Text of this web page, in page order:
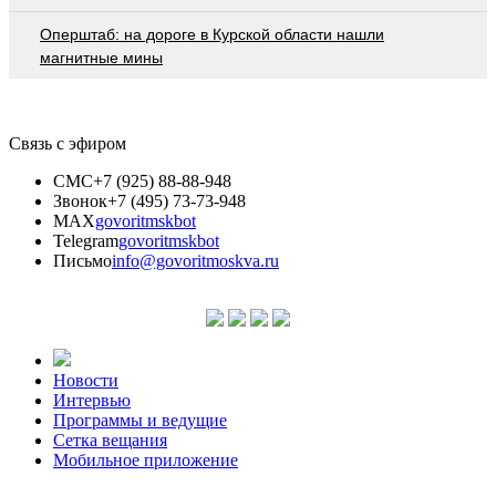
Оперштаб: на дороге в Курской области нашли
магнитные мины
Связь с эфиром
СМС+7 (925) 88-88-948
Звонок+7 (495) 73-73-948
MAXgovoritmskbot
Telegramgovoritmskbot
Письмоinfo@govoritmoskva.ru
Новости
Интервью
Программы и ведущие
Сетка вещания
Мобильное приложение